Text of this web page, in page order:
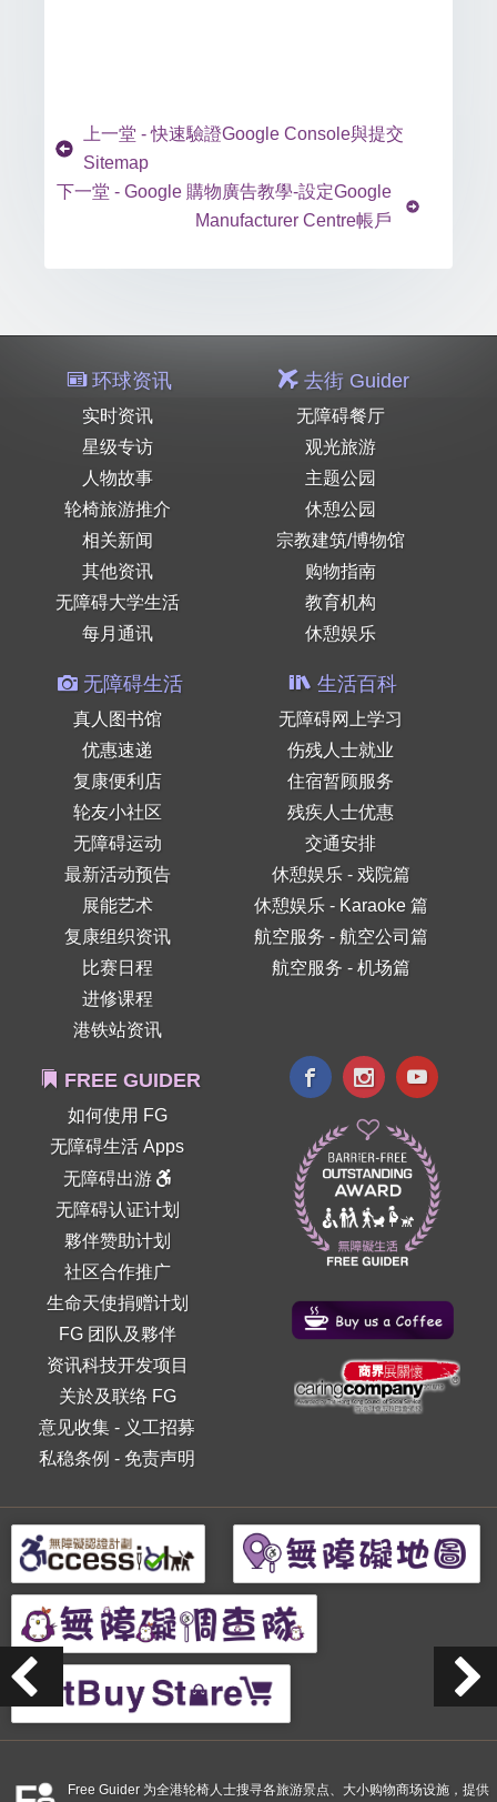
上一堂 - 快速驗證Google Console與提交
Sitemap
下一堂 - Google 購物廣告教學-設定Google
Manufacturer Centre帳戶
环球资讯
实时资讯
星级专访
人物故事
轮椅旅游推介
相关新闻
其他资讯
无障碍大学生活
每月通讯
去街 Guider
无障碍餐厅
观光旅游
主题公园
休憩公园
宗教建筑/博物馆
购物指南
教育机构
休憩娱乐
无障碍生活
真人图书馆
优惠速递
复康便利店
轮友小社区
无障碍运动
最新活动预告
展能艺术
复康组织资讯
比赛日程
进修课程
港铁站资讯
生活百科
无障碍网上学习
伤残人士就业
住宿暂顾服务
残疾人士优惠
交通安排
休憩娱乐 - 戏院篇
休憩娱乐 - Karaoke 篇
航空服务 - 航空公司篇
航空服务 - 机场篇
FREE GUIDER
如何使用 FG
无障碍生活 Apps
无障碍出游
无障碍认证计划
夥伴赞助计划
社区合作推广
生命天使捐赠计划
FG 团队及夥伴
资讯科技开发项目
关於及联络 FG
意见收集 - 义工招募
私稳条例 - 免责声明
Free Guider 为全港轮椅人士搜寻各旅游景点、大小购物商场设施，提供